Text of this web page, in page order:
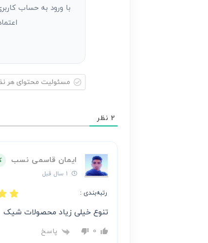
مهمان)*با ورود به حساب
عهده
نویسنده
است
2 نظر
ایمان قاسمی نسب
رتبه‌بندی :
تنوع خیلی زیاد محصولات شیک
0 پاسخ